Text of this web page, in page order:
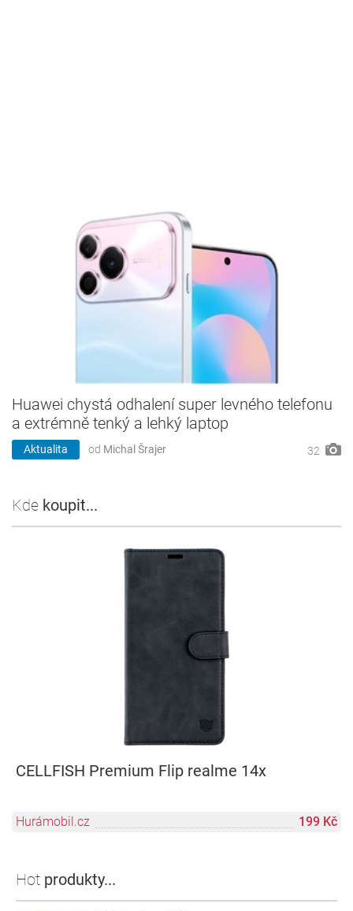
Huawei chystá odhalení super levného telefonu
a extrémně tenký a lehký laptop
Aktualita od Michal Šrajer 32
Kde koupit...
CELLFISH Premium Flip realme 14x
Hurámobil.cz 199 Kč
Hot produkty...